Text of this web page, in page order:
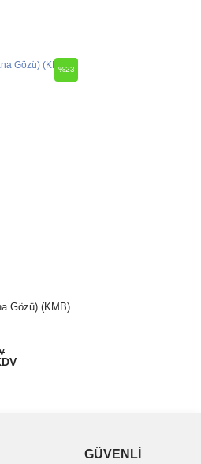
Gözü) (KMB)
%23
GÜVENLİ